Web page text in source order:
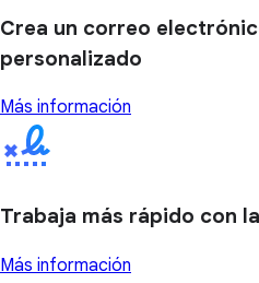
Crea un correo
personalizado
Más información
Trabaja más rápido con
Más información